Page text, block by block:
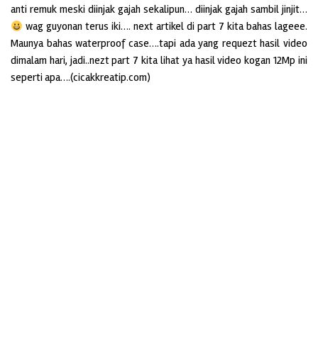
anti remuk meski diinjak gajah sekalipun… diinjak gajah sambil jinjit…
wag guyonan terus iki…. next artikel di part 7 kita bahas lageee.
Maunya bahas waterproof case….tapi ada yang requezt hasil video
dimalam hari, jadi..nezt part 7 kita lihat ya hasil video kogan 12Mp ini
seperti apa….(cicakkreatip.com)